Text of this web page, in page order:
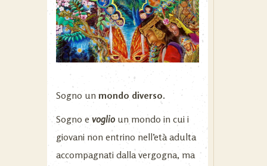
Sogno un mondo diverso.
Sogno e voglio un mondo in cui i
giovani non entrino nell’età adulta
accompagnati dalla vergogna, ma